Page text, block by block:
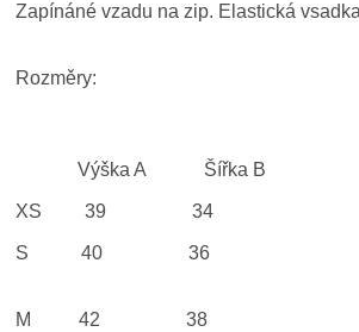
Zapínáné vzadu na zip. Elastická
Rozměry:
Výška A Šířka B
XS 39 34
S 40 36
M 42 38